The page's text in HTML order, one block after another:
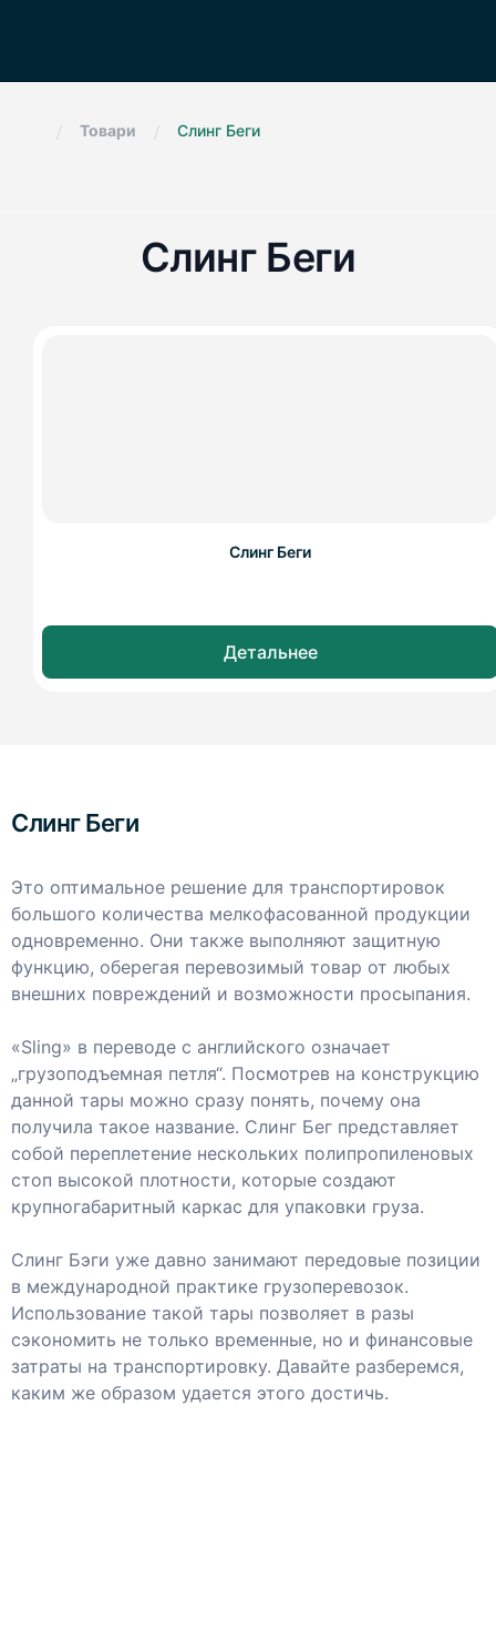
/ Товари / Слинг Беги
Слинг Беги
Слинг Беги
Детальнее
Слинг Беги
Это оптимальное решение для транспортировок
большого количества мелкофасованной продукции
одновременно. Они также выполняют защитную
функцию, оберегая перевозимый товар от любых
внешних повреждений и возможности просыпания.
«Sling» в переводе с английского означает
„грузоподъемная петля“. Посмотрев на конструкцию
данной тары можно сразу понять, почему она
получила такое название. Слинг Бег представляет
собой переплетение нескольких полипропиленовых
стоп высокой плотности, которые создают
крупногабаритный каркас для упаковки груза.
Слинг Бэги уже давно занимают передовые позиции
в международной практике грузоперевозок.
Использование такой тары позволяет в разы
сэкономить не только временные, но и финансовые
затраты на транспортировку. Давайте разберемся,
каким же образом удается этого достичь.